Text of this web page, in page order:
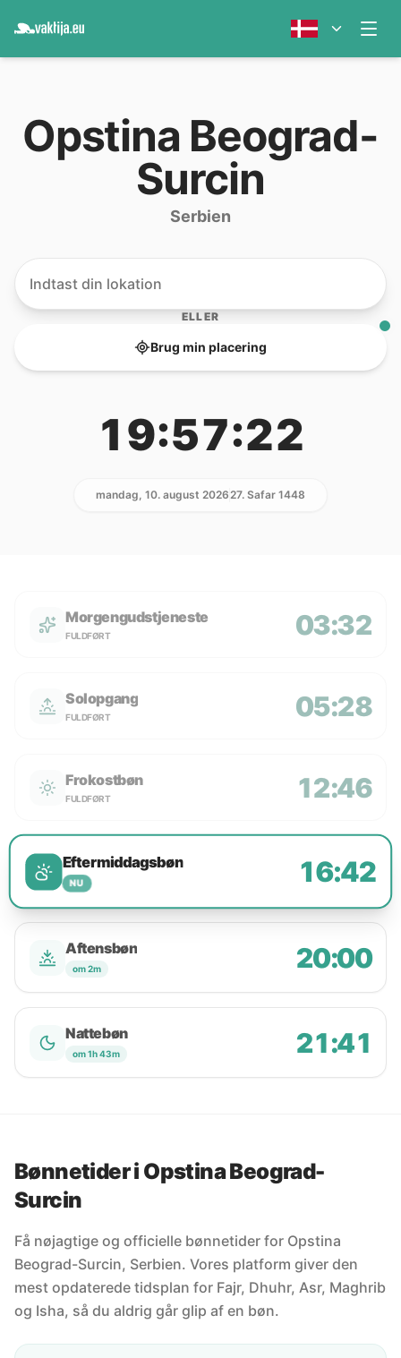
Opstina Beograd-
Surcin
Serbien
ELLER
Brug min placering
19:57:22
mandag, 10. august 202627. Safar 1448
Morgengudstjeneste
FULDFØRT 03:32
Solopgang
FULDFØRT 05:28
Frokostbøn
FULDFØRT 12:46
Eftermiddagsbøn
NU 16:42
Aftensbøn
om 2m 20:00
Nattebøn
om 1h 43m 21:41
Bønnetider i Opstina Beograd-
Surcin
Få nøjagtige og officielle bønnetider for Opstina
Beograd-Surcin, Serbien. Vores platform giver den
mest opdaterede tidsplan for Fajr, Dhuhr, Asr, Maghrib
og Isha, så du aldrig går glip af en bøn.